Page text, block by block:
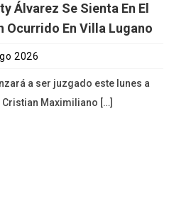
Álvarez Se Sienta En El
Ocurrido En Villa Lugano
2026
a ser juzgado este lunes a
Cristian Maximiliano […]